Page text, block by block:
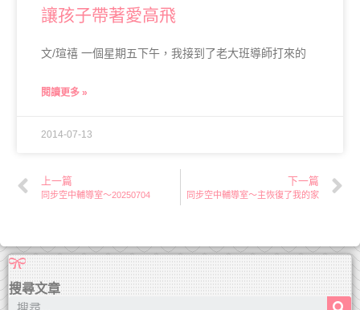
讓孩子帶著愛高飛
文/瑄禧 一個星期五下午，我接到了老大班導師打來的
閱讀更多 »
2014-07-13
上一篇
同步空中輔導室～20250704
下一篇
同步空中輔導室～主恢復了我的家
搜尋文章